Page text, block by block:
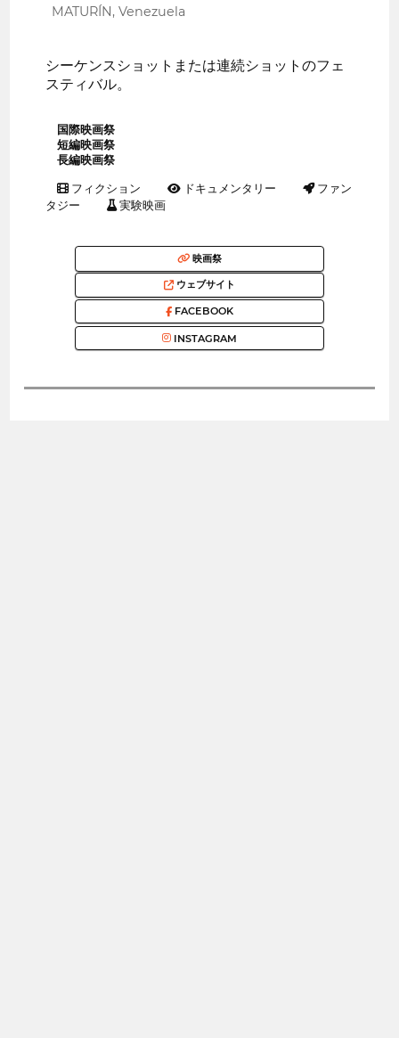
MATURÍN, Venezuela
シーケンスショットまたは連続ショットのフェ
スティバル。
国際映画祭
短編映画祭
長編映画祭
フィクション ドキュメンタリー
ファン
タジー
実験映画
映画祭
ウェブサイト
FACEBOOK
INSTAGRAM